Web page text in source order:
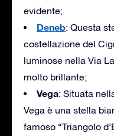
evidente;
Deneb: Questa
costellazione del
luminose nella Via
molto brillante;
Vega: Situata
Vega è una stella
famoso “Triangolo